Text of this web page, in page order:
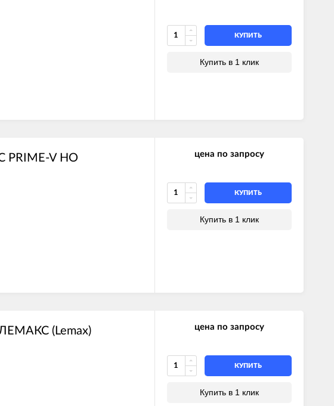
КУПИТЬ
Купить в 1 клик
PRIME-V HO цена по запросу
КУПИТЬ
Купить в 1 клик
(Lemax) цена по запросу
КУПИТЬ
Купить в 1 клик